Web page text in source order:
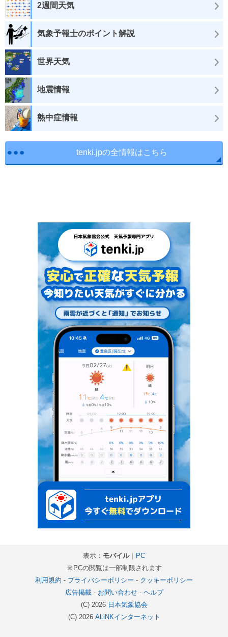
2週間天気
気象予報士のポイント解説
世界天気
地震情報
熱中症情報
tenki.jpの全情報はこちら
表示： モバイル｜ PC
※PCの閲覧は一部制限されます
利用規約 - プライバシーポリシー - クッキーポリシー
広告掲載- お問い合わせ- ヘルプ
(C) 2026 日本気象協会
(C) 2026 ALiNKインターネット